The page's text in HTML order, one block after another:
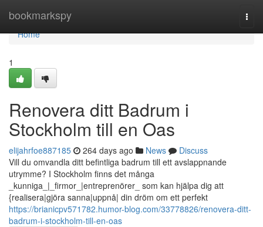
bookmarkspy
Home
Home
1
Renovera ditt Badrum i
Stockholm till en Oas
elijahrfoe887185 264 days ago News
Discuss
Vill du omvandla ditt befintliga badrum till ett avslappnande
utrymme? I Stockholm finns det många
_kunniga_|_firmor_|entreprenörer_ som kan hjälpa dig att
{realisera|gjöra sanna|uppnå| din dröm om ett perfekt
https://brianicpv571782.humor-blog.com/33778826/renovera-ditt-
badrum-i-stockholm-till-en-oas